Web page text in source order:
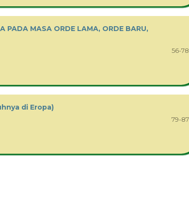
PADA MASA ORDE LAMA, ORDE BARU,
56-78
di Eropa)
79-87